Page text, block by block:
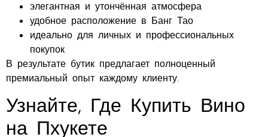
элегантная и утончённая атмосфера
удобное расположение в Банг Тао
идеально для личных и профессиональных
покупок
В результате бутик предлагает полноценный
премиальный опыт каждому клиенту.
Узнайте, Где Купить Вино
на Пхукете